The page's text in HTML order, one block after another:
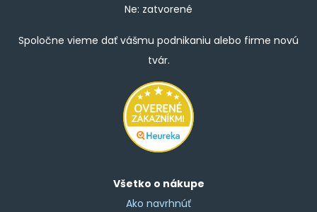
Ne: zatvorené
Spoločne vieme dať vášmu podnikaniu alebo firme novú
tvár.
Všetko o nákupe
Ako navrhnúť